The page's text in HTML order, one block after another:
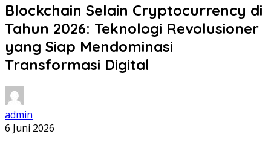
Blockchain Selain Cryptocurrency di
Tahun 2026: Teknologi Revolusioner
yang Siap Mendominasi
Transformasi Digital
admin
6 Juni 2026